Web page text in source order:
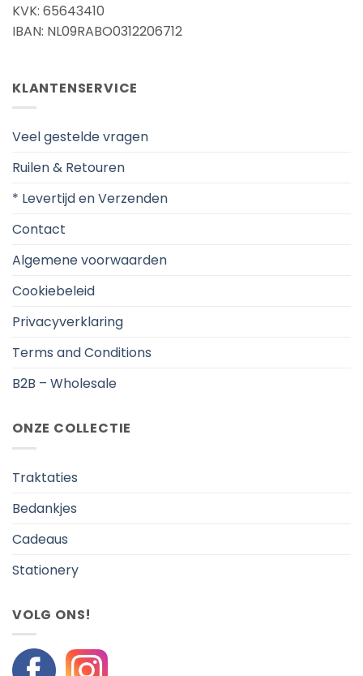
KVK: 65643410
IBAN: NL09RABO0312206712
KLANTENSERVICE
Veel gestelde vragen
Ruilen & Retouren
* Levertijd en Verzenden
Contact
Algemene voorwaarden
Cookiebeleid
Privacyverklaring
Terms and Conditions
B2B – Wholesale
ONZE COLLECTIE
Traktaties
Bedankjes
Cadeaus
Stationery
VOLG ONS!